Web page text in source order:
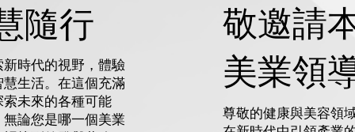
隨行
時代的視野，體驗
生活。在這個充滿
未來的各種可能
論您是哪一個美業
敬邀請
美業領
尊敬的健康與美容領